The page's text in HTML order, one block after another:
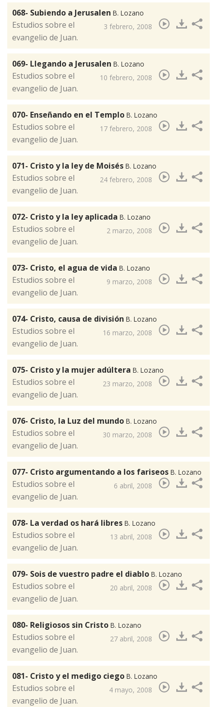
068- Subiendo a Jerusalen B. Lozano
3 febrero, 2008
​Estudios sobre el
evangelio de Juan.
069- Llegando a Jerusalen B. Lozano
10 febrero, 2008
​Estudios sobre el
evangelio de Juan.
070- Enseñando en el Templo B. Lozano
17 febrero, 2008
​Estudios sobre el
evangelio de Juan.
071- Cristo y la ley de Moisés B. Lozano
24 febrero, 2008
​Estudios sobre el
evangelio de Juan.
072- Cristo y la ley aplicada B. Lozano
2 marzo, 2008
​Estudios sobre el
evangelio de Juan.
073- Cristo, el agua de vida B. Lozano
9 marzo, 2008
​Estudios sobre el
evangelio de Juan.
074- Cristo, causa de división B. Lozano
16 marzo, 2008
​Estudios sobre el
evangelio de Juan.
075- Cristo y la mujer adúltera B. Lozano
23 marzo, 2008
​Estudios sobre el
evangelio de Juan.
076- Cristo, la Luz del mundo B. Lozano
30 marzo, 2008
​Estudios sobre el
evangelio de Juan.
077- Cristo argumentando a los fariseos B. Lozano
6 abril, 2008
​Estudios sobre el
evangelio de Juan.
078- La verdad os hará libres B. Lozano
13 abril, 2008
​Estudios sobre el
evangelio de Juan.
079- Sois de vuestro padre el diablo B. Lozano
20 abril, 2008
​Estudios sobre el
evangelio de Juan.
080- Religiosos sin Cristo B. Lozano
27 abril, 2008
​Estudios sobre el
evangelio de Juan.
081- Cristo y el medigo ciego B. Lozano
4 mayo, 2008
​Estudios sobre el
evangelio de Juan.